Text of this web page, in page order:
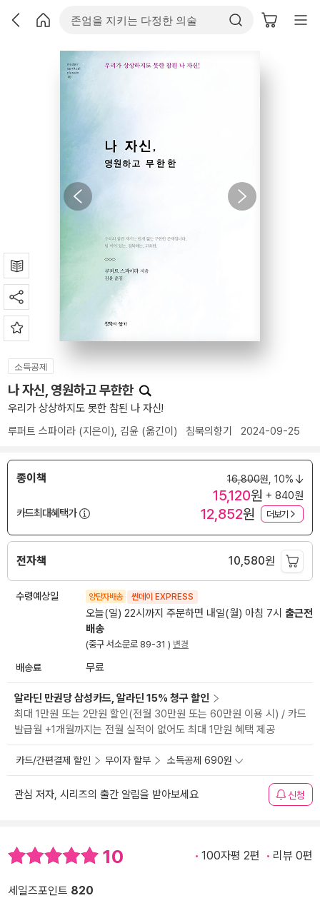
소득공제
나 자신, 영원하고 무한한
우리가 상상하지도 못한 참된 나 자신!
루퍼트 스파이라 (지은이), 김윤 (옮긴이) 침묵의향기 2024-09-25
종이책 16,800원, 10%
15,120원 + 840원
카드최대혜택가
12,852원 더보기
전자책 10,580원
수령예상일 양탄자배송 썬데이 EXPRESS
오늘(일) 22시까지 주문하면 내일(월) 아침 7시 출근전
배송
(중구 서소문로 89-31 ) 변경
배송료 무료
알라딘 만권당 삼성카드, 알라딘 15% 청구 할인
최대 1만원 또는 2만원 할인(전월 30만원 또는 60만원 이용 시) / 카드
발급월 +1개월까지는 전월 실적이 없어도 최대 1만원 혜택 제공
카드/간편결제 할인 무이자 할부 소득공제 690원
관심 저자, 시리즈의 출간 알림을 받아보세요 신청
10 100자평 2편 리뷰 0편
세일즈포인트 820